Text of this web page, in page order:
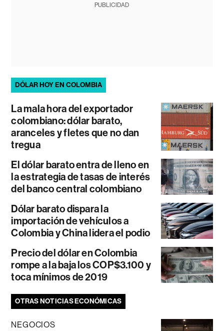
PUBLICIDAD
DÓLAR HOY EN COLOMBIA
La mala hora del exportador
colombiano: dólar barato,
aranceles y fletes que no dan
tregua
El dólar barato entra de lleno en
la estrategia de tasas de interés
del banco central colombiano
Dólar barato dispara la
importación de vehículos a
Colombia y China lidera el podio
Precio del dólar en Colombia
rompe a la baja los COP$3.100 y
toca mínimos de 2019
OTRAS NOTICIAS ECONÓMICAS
NEGOCIOS